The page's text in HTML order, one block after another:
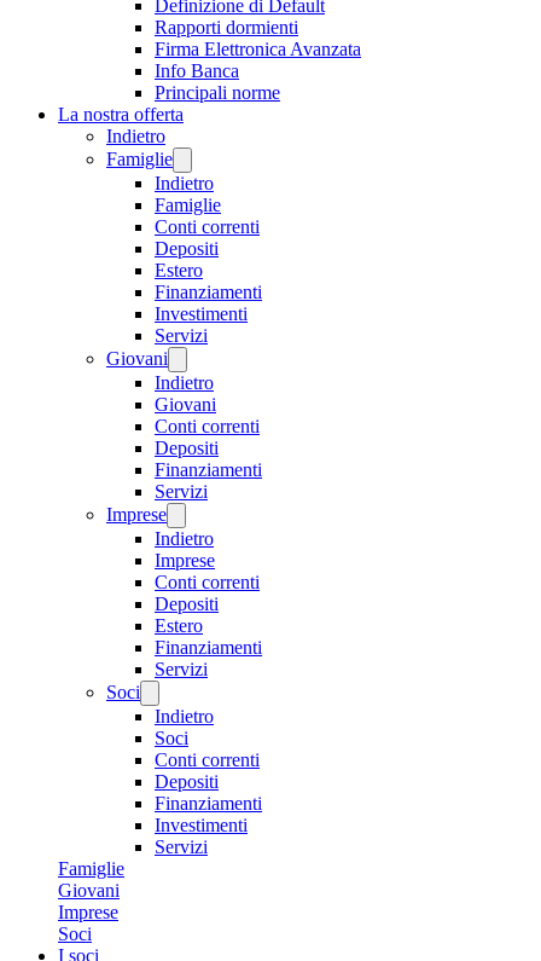
Definizione di Default
Rapporti dormienti
Firma Elettronica Avanzata
Info Banca
Principali norme
La nostra offerta
Indietro
Famiglie
Indietro
Famiglie
Conti correnti
Depositi
Estero
Finanziamenti
Investimenti
Servizi
Giovani
Indietro
Giovani
Conti correnti
Depositi
Finanziamenti
Servizi
Imprese
Indietro
Imprese
Conti correnti
Depositi
Estero
Finanziamenti
Servizi
Soci
Indietro
Soci
Conti correnti
Depositi
Finanziamenti
Investimenti
Servizi
Famiglie
Giovani
Imprese
Soci
I soci